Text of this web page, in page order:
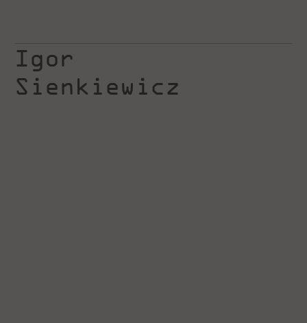
Igor
Sienkiewicz